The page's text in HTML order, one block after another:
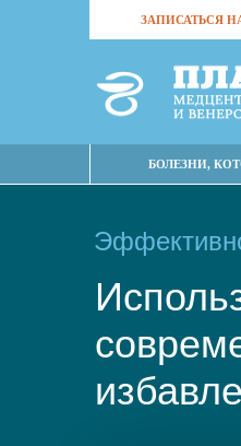
ЗАПИСАТЬСЯ
БОЛЕЗНИ,